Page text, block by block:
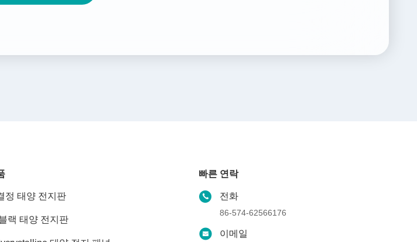
정 태양 전지판
랙 태양 전지판
빠른 연락
전화
86-574-62566176
이메일